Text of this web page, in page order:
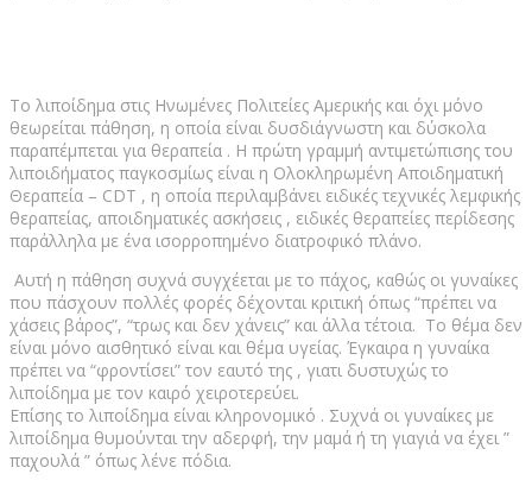
Το λιποίδημα στις Ηνωμένες Πολιτείες Αμερικής και όχι μόνο
θεωρείται πάθηση, η οποία είναι δυσδιάγνωστη και δύσκολα
παραπέμπεται για θεραπεία . Η πρώτη γραμμή αντιμετώπισης του
λιποιδήματος παγκοσμίως είναι η Ολοκληρωμένη Αποιδηματική
Θεραπεία – CDT , η οποία περιλαμβάνει ειδικές τεχνικές λεμφικής
θεραπείας, αποιδηματικές ασκήσεις , ειδικές θεραπείες περίδεσης
παράλληλα με ένα ισορροπημένο διατροφικό πλάνο.
Αυτή η πάθηση συχνά συγχέεται με το πάχος, καθώς οι γυναίκες
που πάσχουν πολλές φορές δέχονται κριτική όπως “πρέπει να
χάσεις βάρος”, “τρως και δεν χάνεις” και άλλα τέτοια. Το θέμα δεν
είναι μόνο αισθητικό είναι και θέμα υγείας. Έγκαιρα η γυναίκα
πρέπει να “φροντίσει” τον εαυτό της , γιατι δυστυχώς το
λιποίδημα με τον καιρό χειροτερεύει.
Επίσης το λιποίδημα είναι κληρονομικό . Συχνά οι γυναίκες με
λιποίδημα θυμούνται την αδερφή, την μαμά ή τη γιαγιά να έχει ”
παχουλά ” όπως λένε πόδια.